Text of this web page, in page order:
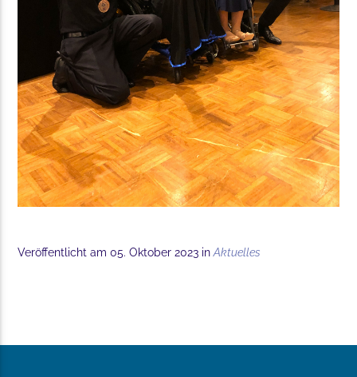
Veröffentlicht am 05. Oktober 2023 inAktuelles